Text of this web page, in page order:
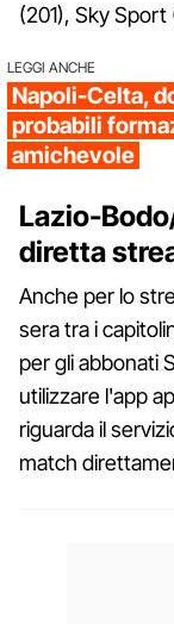
(201), Sky
LEGGI ANCHE
Napoli-Celta,
probabili
amichevole
Lazio-
diretta
Anche per lo
sera tra i
per gli abbonati
utilizzare l'app
riguarda il
match